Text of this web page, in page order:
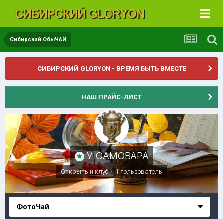
Сибирский ОбыЧАЙ
СИБИРСКИЙ GLORYON - ВРЕМЯ БЫТЬ ВМЕСТЕ
НАШ ПРАЙС-ЛИСТ
У САМОВАРА
Открытый клуб · 1 пользователь
ФотоЧай